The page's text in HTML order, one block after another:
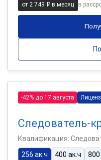
от 2 749 ₽ в месяц в
-42% до 17 августа
Следователь-
Квалификация:
256 ак.ч
400 ак.ч 800